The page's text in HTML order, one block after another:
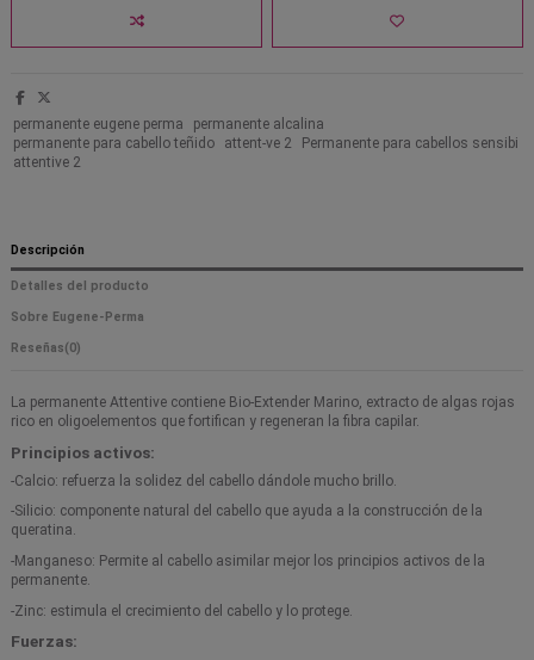
permanente eugene perma
permanente alcalina
permanente para cabello teñido
attent-ve 2
Permanente para cabellos sensibi
attentive 2
Descripción
Detalles del producto
Sobre Eugene-Perma
Reseñas(0)
La permanente Attentive contiene Bio-Extender Marino, extracto de algas rojas
rico en oligoelementos que fortifican y regeneran la fibra capilar.
Principios activos:
-Calcio: refuerza la solidez del cabello dándole mucho brillo.
-Silicio: componente natural del cabello que ayuda a la construcción de la
queratina.
-Manganeso: Permite al cabello asimilar mejor los principios activos de la
permanente.
-Zinc: estimula el crecimiento del cabello y lo protege.
Fuerzas: